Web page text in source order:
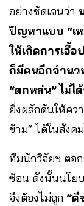
อย่างชัดเจนว่า
ปัญหาแบบ “เ
ให้เกิดการเอื้
ก็มีคนอีกจำนว
“ตกหล่น” ไม่ไ
ยิ่งผลักดันให้คว
ข้าม” ได้ในสังค
ทีมนักวิจัยฯ ตอ
ซ้อน ดังนั้นนโย
จึงต้องไม่ถูก “ตี